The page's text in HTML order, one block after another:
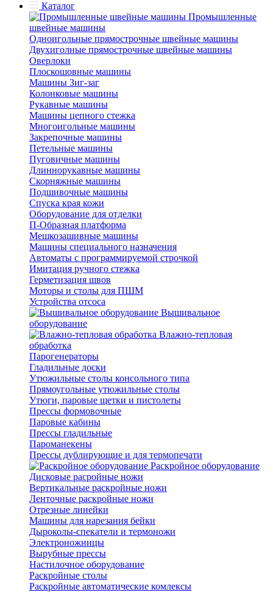
Каталог
Промышленные
швейные машины
Одноигольные прямострочные швейные машины
Двухиголные прямострочные швейные машины
Оверлоки
Плоскошовные машины
Машины Зиг-заг
Колонковые машины
Рукавные машины
Машины цепного стежка
Многоигольные машины
Закрепочные машины
Петельные машины
Пуговичные машины
Длиннорукавные машины
Скорняжные машины
Подшивочные машины
Спуска края кожи
Оборудование для отделки
П-Образная платформа
Мешкозашивные машины
Машины специального назначения
Автоматы с программируемой строчкой
Имитация ручного стежка
Герметизация швов
Моторы и столы для ПШМ
Устройства отсоса
Вышивальное
оборудование
Влажно-тепловая
обработка
Парогенераторы
Гладильные доски
Утюжильные столы консольного типа
Прямоугольные утюжильные столы
Утюги, паровые щетки и пистолеты
Прессы формовочные
Паровые кабины
Прессы гладильные
Пароманекены
Прессы дублирующие и для термопечати
Раскройное оборудование
Дисковые расройные ножи
Вертикальные раскройные ножи
Ленточные раскройные ножи
Отрезные линейки
Машины для нарезания бейки
Дыроколы-спекатели и термоножи
Электроножницы
Вырубные прессы
Настилочное оборудование
Раскройные столы
Раскройные автоматические комлексы